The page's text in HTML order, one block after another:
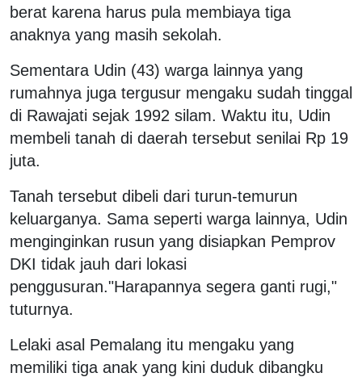
berat karena harus pula membiaya tiga
anaknya yang masih sekolah.
Sementara Udin (43) warga lainnya yang
rumahnya juga tergusur mengaku sudah tinggal
di Rawajati sejak 1992 silam. Waktu itu, Udin
membeli tanah di daerah tersebut senilai Rp 19
juta.
Tanah tersebut dibeli dari turun-temurun
keluarganya. Sama seperti warga lainnya, Udin
menginginkan rusun yang disiapkan Pemprov
DKI tidak jauh dari lokasi
penggusuran."Harapannya segera ganti rugi,"
tuturnya.
Lelaki asal Pemalang itu mengaku yang
memiliki tiga anak yang kini duduk dibangku